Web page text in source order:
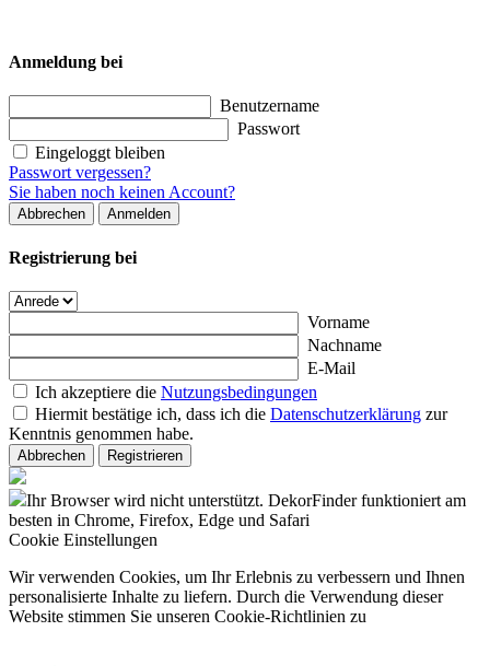
Anmeldung bei
Benutzername
Passwort
Eingeloggt bleiben
Passwort vergessen?
Sie haben noch keinen Account?
Abbrechen Anmelden
Registrierung bei
Vorname
Nachname
E-Mail
Ich akzeptiere die Nutzungsbedingungen
Hiermit bestätige ich, dass ich die Datenschutzerklärung zur
Kenntnis genommen habe.
Abbrechen Registrieren
Ihr Browser wird nicht unterstützt. DekorFinder funktioniert am
besten in Chrome, Firefox, Edge und Safari
Cookie Einstellungen
Wir verwenden Cookies, um Ihr Erlebnis zu verbessern und Ihnen
personalisierte Inhalte zu liefern. Durch die Verwendung dieser
Website stimmen Sie unseren Cookie-Richtlinien zu